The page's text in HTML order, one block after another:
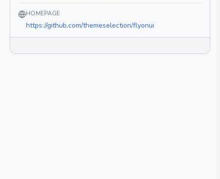
HOMEPAGE
https://github.com/themeselection/flyonui